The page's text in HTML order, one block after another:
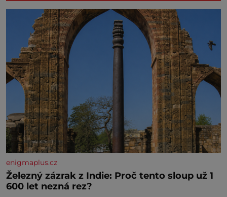
enigmaplus.cz
Železný zázrak z Indie: Proč tento sloup už 1
600 let nezná rez?